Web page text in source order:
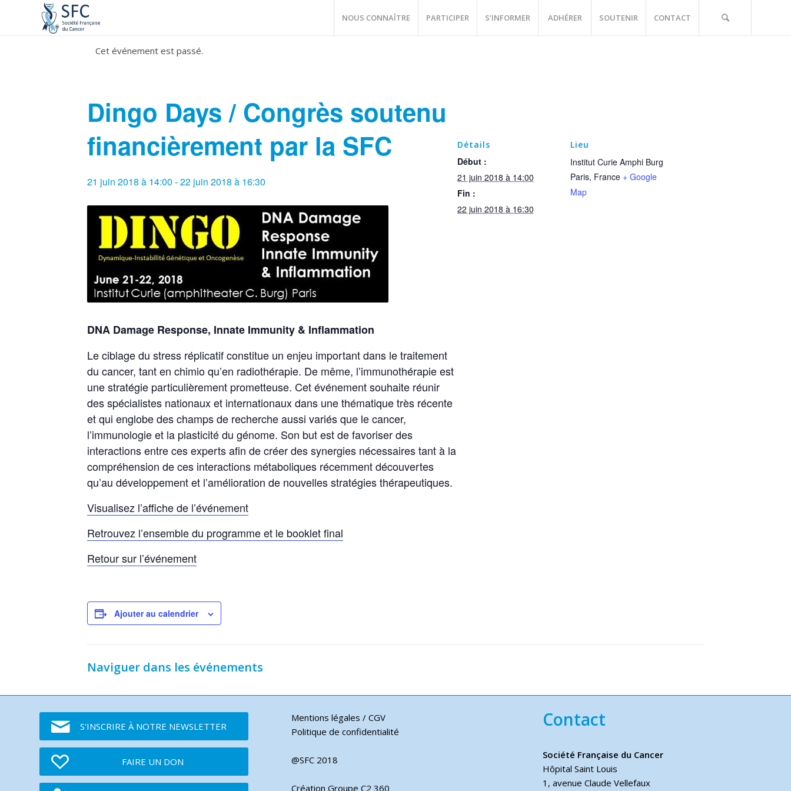
NOUS CONNAÎTRE PARTICIPER S’INFORMER ADHÉRER SOUTENIR CONTACT
Cet événement est passé.
Dingo Days / Congrès soutenu
financièrement par la SFC
21 juin 2018 à 14:00 -22 juin 2018 à 16:30
DNA Damage Response, Innate Immunity & Inflammation
Le ciblage du stress réplicatif constitue un enjeu important dans le traitement
du cancer, tant en chimio qu’en radiothérapie. De même, l’immunothérapie est
une stratégie particulièrement prometteuse. Cet événement souhaite réunir
des spécialistes nationaux et internationaux dans une thématique très récente
et qui englobe des champs de recherche aussi variés que le cancer,
l’immunologie et la plasticité du génome. Son but est de favoriser des
interactions entre ces experts afin de créer des synergies nécessaires tant à la
compréhension de ces interactions métaboliques récemment découvertes
qu’au développement et l’amélioration de nouvelles stratégies thérapeutiques.
Visualisez l’affiche de l’événement
Retrouvez l’ensemble du programme et le booklet final
Retour sur l’événement
Ajouter au calendrier
Détails
Début :
21 juin 2018 à 14:00
Fin :
22 juin 2018 à 16:30
Lieu
Institut Curie Amphi Burg
Paris, France + Google
Map
Naviguer dans les événements
S'INSCRIRE À NOTRE NEWSLETTER
FAIRE UN DON
Mentions légales / CGV
Politique de confidentialité
@SFC 2018
Création Groupe C2 360
Contact
Société Française du Cancer
Hôpital Saint Louis
1, avenue Claude Vellefaux